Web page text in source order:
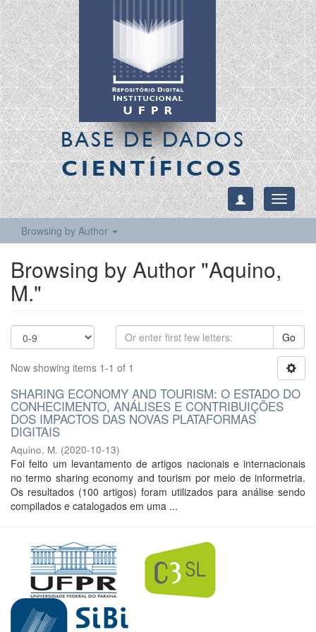
BASE DE DADOS
CIENTÍFICOS
Toggle
Browsing by Author
Browsing by Author "Aquino,
M."
Go
Now showing items 1-1 of 1
SHARING ECONOMY AND TOURISM: O ESTADO DO
CONHECIMENTO, ANÁLISES E CONTRIBUIÇÕES
DOS IMPACTOS DAS NOVAS PLATAFORMAS
DIGITAIS
Aquino, M. (2020-10-13)
Foi feito um levantamento de artigos nacionais e internacionais
no termo sharing economy and tourism por meio de informetria.
Os resultados (100 artigos) foram utilizados para análise sendo
compilados e catalogados em uma ...